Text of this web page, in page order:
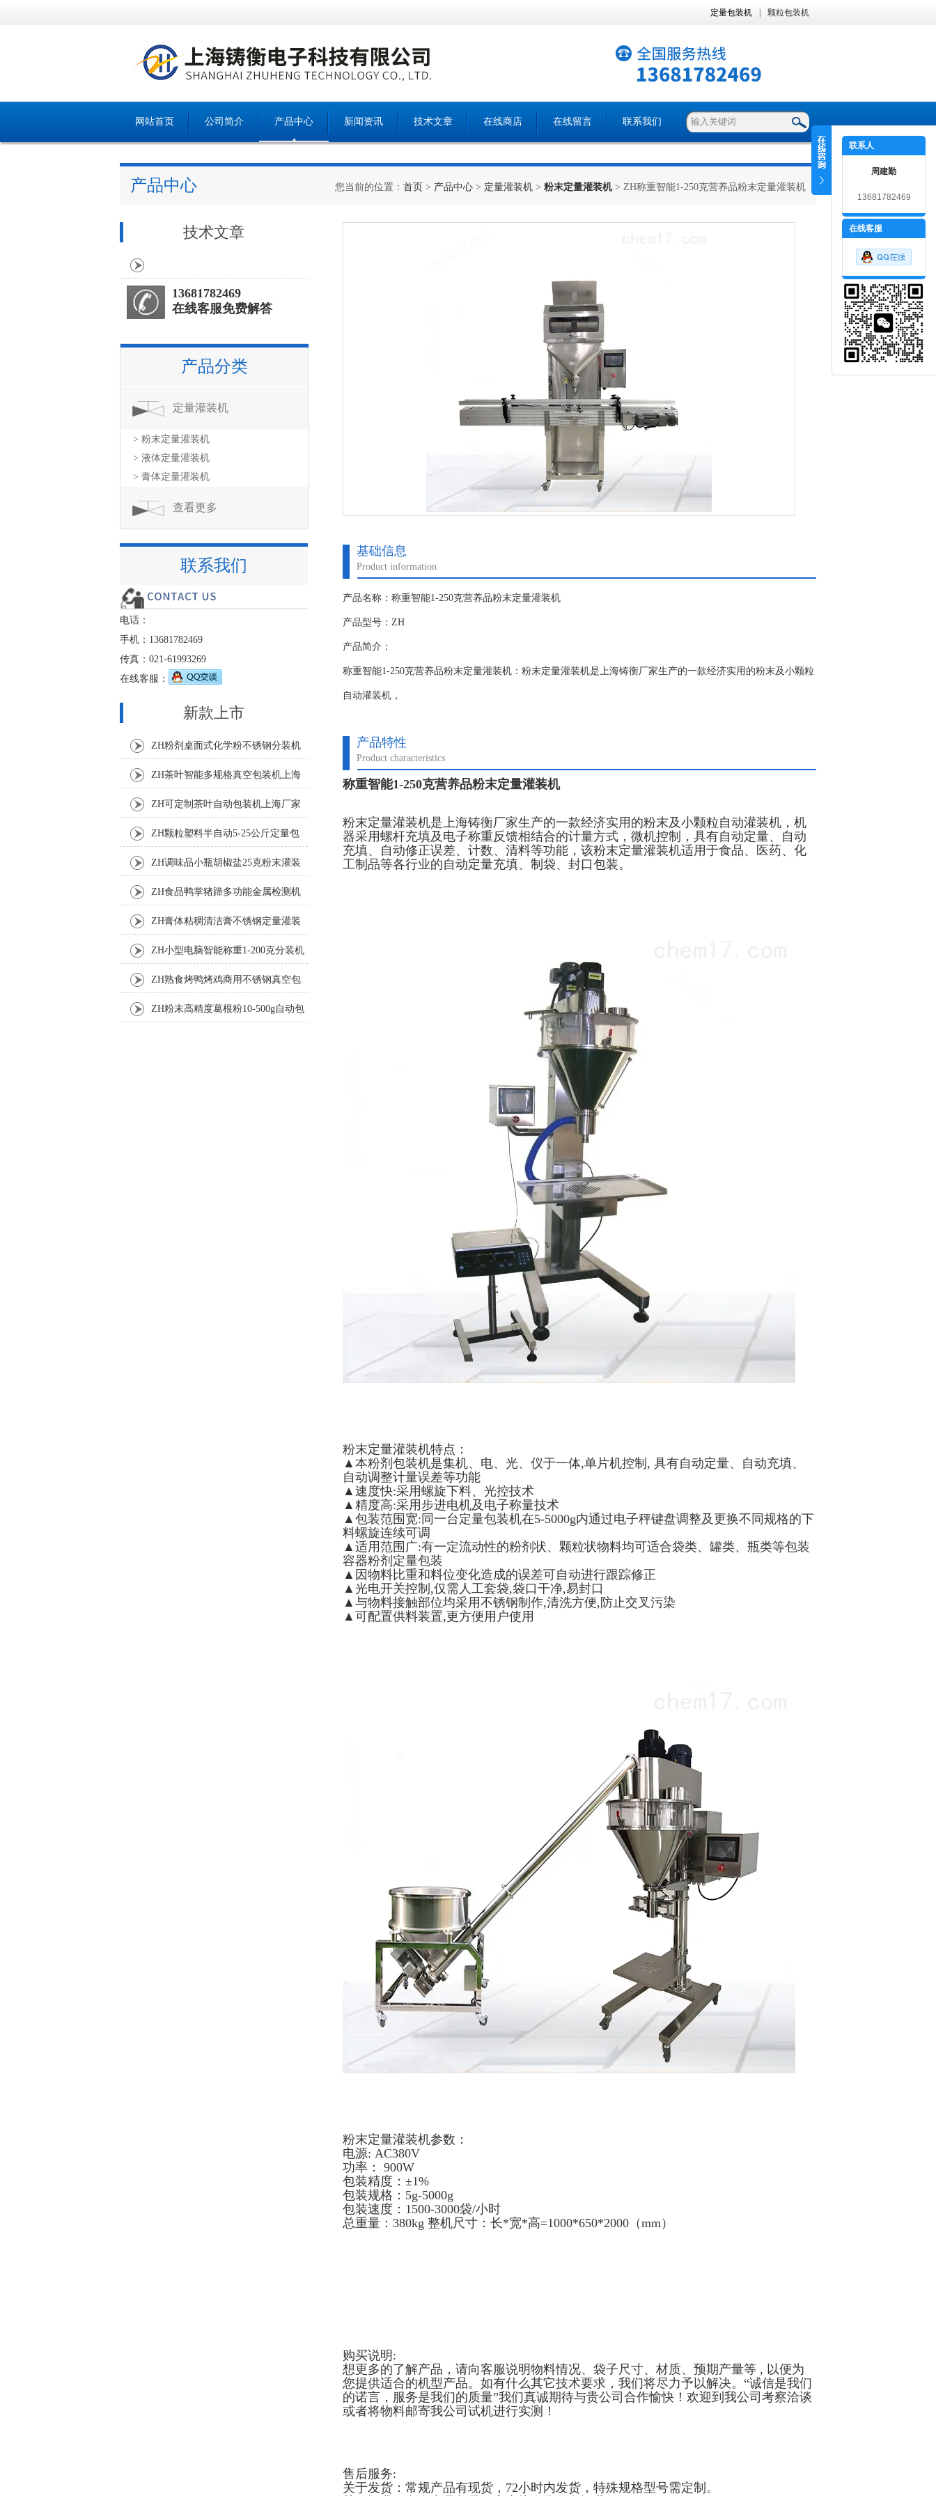
定量包装机 颗粒包装机
网站首页 公司简介 产品中心 新闻资讯 技术文章 在线商店 在线留言 联系我们
产品中心 您当前的位置： 首页 > 产品中心 > 定量灌装机 > 粉末定量灌装机> ZH称重智能1-250克营养品粉末定量灌装机
基础信息
Product information
产品名称：称重智能1-250克营养品粉末定量灌装机
产品型号：ZH
产品简介：
称重智能1-250克营养品粉末定量灌装机：粉末定量灌装机是上海铸衡厂家生产的一款经济实用的粉末及小颗粒
自动灌装机，
产品特性
Product characteristics
称重智能1-250克营养品粉末定量灌装机
粉末定量灌装机是上海铸衡厂家生产的一款经济实用的粉末及小颗粒自动灌装机，机
器采用螺杆充填及电子称重反馈相结合的计量方式，微机控制，具有自动定量、自动
充填、自动修正误差、计数、清料等功能，该粉末定量灌装机适用于食品、医药、化
工制品等各行业的自动定量充填、制袋、封口包装。
粉末定量灌装机特点：
▲本粉剂包装机是集机、电、光、仪于一体,单片机控制, 具有自动定量、自动充填、
自动调整计量误差等功能
▲速度快:采用螺旋下料、光控技术
▲精度高:采用步进电机及电子称量技术
▲包装范围宽:同一台定量包装机在5-5000g内通过电子秤键盘调整及更换不同规格的下
料螺旋连续可调
▲适用范围广:有一定流动性的粉剂状、颗粒状物料均可适合袋类、罐类、瓶类等包装
容器粉剂定量包装
▲因物料比重和料位变化造成的误差可自动进行跟踪修正
▲光电开关控制,仅需人工套袋,袋口干净,易封口
▲与物料接触部位均采用不锈钢制作,清洗方便,防止交叉污染
▲可配置供料装置,更方便用户使用
粉末定量灌装机参数：
电源: AC380V
功率： 900W
包装精度：±1%
包装规格：5g-5000g
包装速度：1500-3000袋/小时
总重量：380kg 整机尺寸：长*宽*高=1000*650*2000（mm）
购买说明:
想更多的了解产品，请向客服说明物料情况、袋子尺寸、材质、预期产量等 , 以便为
您提供适合的机型产品。如有什么其它技术要求，我们将尽力予以解决。“诚信是我们
的诺言，服务是我们的质量”我们真诚期待与贵公司合作愉快！欢迎到我公司考察洽谈
或者将物料邮寄我公司试机进行实测！
售后服务:
关于发货：常规产品有现货，72小时内发货，特殊规格型号需定制。
技术文章
13681782469
在线客服免费解答
产品分类
定量灌装机
> 粉末定量灌装机
> 液体定量灌装机
> 膏体定量灌装机
查看更多
联系我们
电话：
手机：13681782469
传真：021-61993269
在线客服：
新款上市
ZH粉剂桌面式化学粉不锈钢分装机
ZH茶叶智能多规格真空包装机上海
厂家 ZH可定制茶叶自动包装机上海厂家
ZH颗粒塑料半自动5-25公斤定量包
装机 ZH调味品小瓶胡椒盐25克粉末灌装
ZH食品鸭掌猪蹄多功能金属检测机
ZH膏体粘稠清洁膏不锈钢定量灌装
机厂家 ZH小型电脑智能称重1-200克分装机
ZH熟食烤鸭烤鸡商用不锈钢真空包
装机 ZH粉末高精度葛根粉10-500g自动包
联系人
周建勤
13681782469
在线客服